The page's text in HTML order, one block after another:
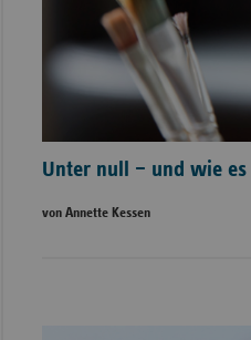
Unter null – und wie
von Annette Kessen